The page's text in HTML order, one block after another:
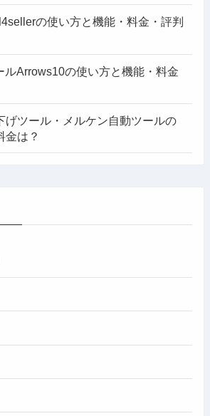
の使い方と機能・料金・評判
ルArrows10の使い方と機能・料金
げツール・メルケン自動ツールの
金は？